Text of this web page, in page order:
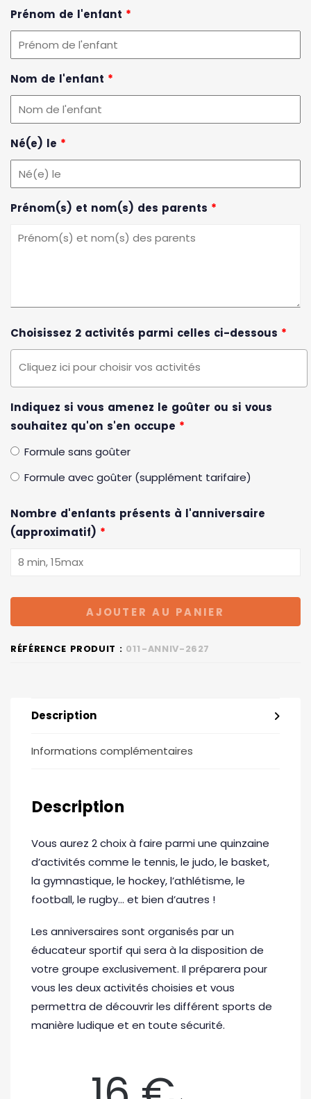
Prénom de l'enfant *
Nom de l'enfant *
Né(e) le *
Prénom(s) et nom(s) des parents *
Choisissez 2 activités parmi celles ci-dessous *
Indiquez si vous amenez le goûter ou si vous
souhaitez qu'on s'en occupe *
Formule sans goûter
Formule avec goûter (supplément tarifaire)
Nombre d'enfants présents à l'anniversaire
(approximatif) *
AJOUTER AU PANIER
RÉFÉRENCE PRODUIT : 011-ANNIV-2627
Description
Informations complémentaires
Description
Vous aurez 2 choix à faire parmi une quinzaine
d’activités comme le tennis, le judo, le basket,
la gymnastique, le hockey, l’athlétisme, le
football, le rugby… et bien d’autres !
Les anniversaires sont organisés par un
éducateur sportif qui sera à la disposition de
votre groupe exclusivement. Il préparera pour
vous les deux activités choisies et vous
permettra de découvrir les différent sports de
manière ludique et en toute sécurité.